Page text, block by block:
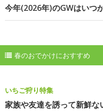
今年(2026年)のGWはいつ
春のおでかけにおすすめ
いちご狩り特集
家族や友達を誘って新鮮な